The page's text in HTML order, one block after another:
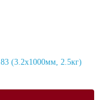
(3.2x1000мм, 2.5кг)